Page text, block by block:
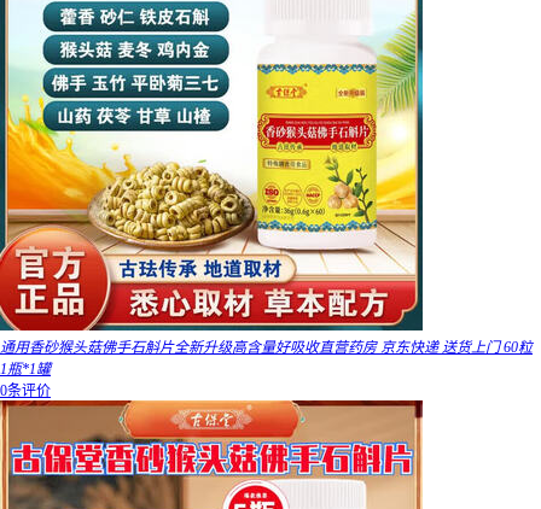
通用香砂猴头菇佛手石斛片全新升级高含量好吸收直营药房 京东快递 送货上门 60粒
1瓶*1罐
0条评价